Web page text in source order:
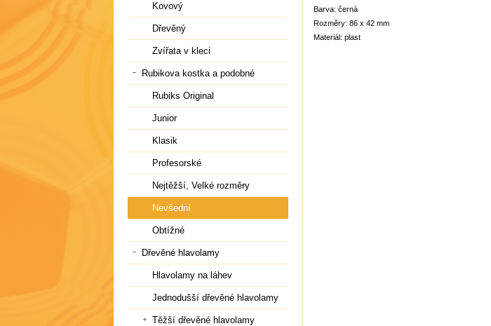
Barva: černá
Rozměry: 86 x 42 mm
Materiál: plast
Kovový
Dřevěný
Zvířata v kleci
Rubikova kostka a podobné
Rubiks Original
Junior
Klasik
Profesorské
Nejtěžší, Velké rozměry
Nevšední
Obtížné
Dřevěné hlavolamy
Hlavolamy na láhev
Jednodušší dřevěné hlavolamy
Těžší dřevěné hlavolamy